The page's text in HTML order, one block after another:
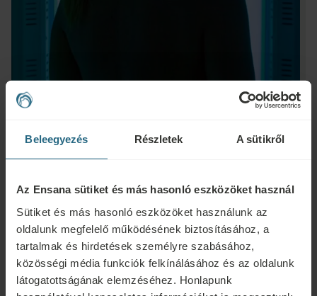
Beleegyezés Részletek A sütikről
Az Ensana sütiket és más hasonló eszközöket használ
Sütiket és más hasonló eszközöket használunk az
oldalunk megfelelő működésének biztosításához, a
tartalmak és hirdetések személyre szabásához,
közösségi média funkciók felkínálásához és az oldalunk
látogatottságának elemzéséhez. Honlapunk
Ensana szállodáinkkal vagy szolgáltatásainkkal kapcsolatos kérdéseivel
forduljon hozzánk bizalommal. A hűségprogramunkkal kapcsolatos
kérdésekért és válaszokért kattintson ide.
ÍRJON NEKÜNK